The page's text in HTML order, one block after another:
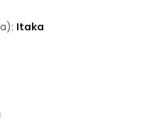
Itaka